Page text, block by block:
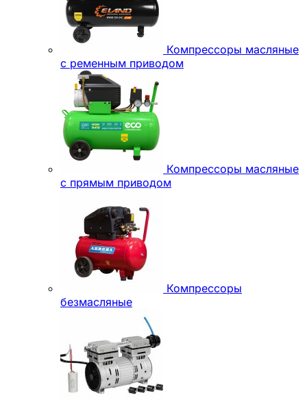
Компрессоры масляные
с ременным приводом
Компрессоры масляные
с прямым приводом
Компрессоры
безмасляные